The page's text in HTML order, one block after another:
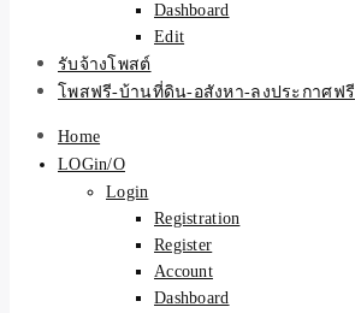
Dashboard
Edit
รับจ้างโพสต์
โพสฟรี-บ้านที่ดิน-อสังหา-ลงประกาศฟรี
Home
LOGin/O
Login
Registration
Register
Account
Dashboard